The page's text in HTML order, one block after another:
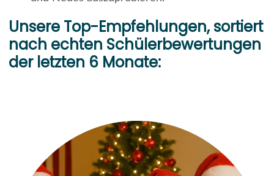
Unsere Top-Empfehlungen, sortiert
nach echten Schülerbewertungen
der letzten 6 Monate: